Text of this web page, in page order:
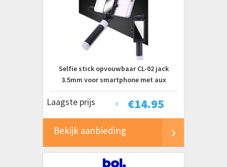
Selfie stick opvouwbaar CL-02 jack
3.5mm voor smartphone met aux
aansluiting Zwart
€14.95
Laagste prijs
Bekijk aanbieding